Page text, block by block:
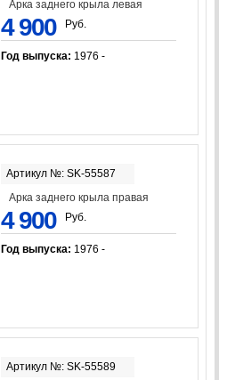
Арка заднего крыла левая
4 900 Руб.
Год выпуска: 1976 -
Артикул №: SK-55587
Арка заднего крыла правая
4 900 Руб.
Год выпуска: 1976 -
Артикул №: SK-55589